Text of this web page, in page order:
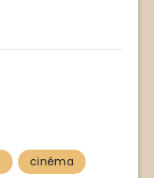
cinéma